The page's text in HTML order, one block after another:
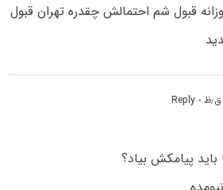
قبول شم احتمالش چقدره تهران قبول
- Reply
باید پیامکش بیاد؟